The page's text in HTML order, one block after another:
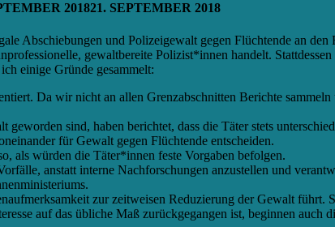
201821. SEPTEMBER 2018
Abschiebungen und Polizeigewalt gegen Flüchtende an
gewaltbereite Polizist*innen handelt.
einige Gründe gesammelt:
Da wir nicht an allen Grenzabschnitten Berichte
sind, haben berichtet, dass die Täter stets
für Gewalt gegen Flüchtende entscheiden.
als würden die Täter*innen feste Vorgaben befolgen.
anstatt interne Nachforschungen anzustellen und v
zur zeitweisen Reduzierung der Gewalt
auf das übliche Maß zurückgegangen ist, beginnen auch